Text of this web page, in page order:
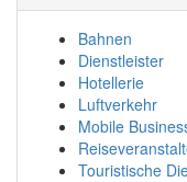
Bahnen
Dienstleister
Hotellerie
Luftverkehr
Mobile
Touristische